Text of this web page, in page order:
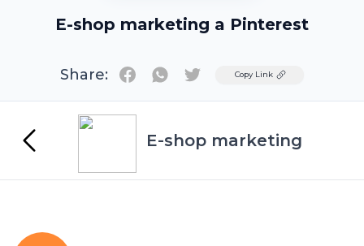
E-shop marketing a Pinterest
Share: TwitterCopy Link
E-shop marketing